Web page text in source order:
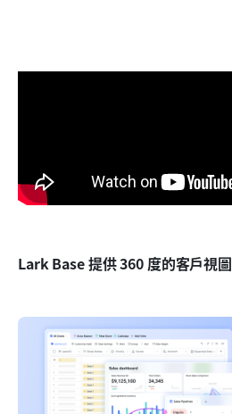
Lark Base 提供 360 度的客戶視圖